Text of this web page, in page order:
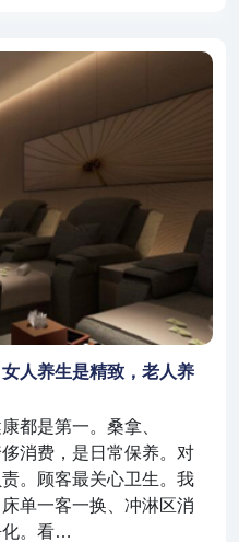
人养生是精致，老人养
都是第一。桑拿、
消费，是日常保养。对
。顾客最关心卫生。我
单一客一换、冲淋区消
化。看…